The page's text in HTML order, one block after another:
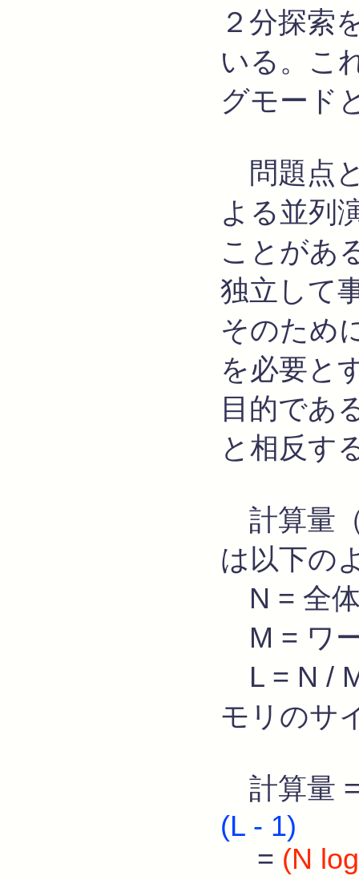
２分探索
いる。こ
グモード
問題点
よる並列
ことがあ
独立して
そのため
を必要と
目的であ
と相反す
計算量
は以下の
N = 全
M = ワ
L = N /
モリのサ
計算量
(L - 1)
= (N log